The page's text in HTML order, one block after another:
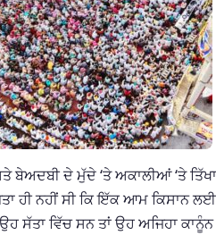
ਬੇਅਦਬੀ ਦੇ ਮੁੱਦੇ ‘ਤੇ ਅਕਾਲੀਆਂ ‘ਤੇ
ਹੀ ਨਹੀਂ ਸੀ ਕਿ ਇੱਕ ਆਮ ਕਿਸਾਨ ਲਈ
ਸੱਤਾ ਵਿੱਚ ਸਨ ਤਾਂ ਉਹ ਅਜਿਹਾ